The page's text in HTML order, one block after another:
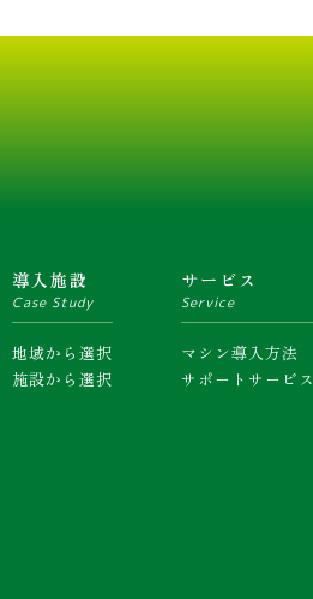
導入施設
Case Study
地域から選択
施設から選択
サービス
Service
マシン導入方法
サポートサービス